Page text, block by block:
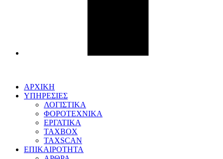
ΑΡΧΙΚΗ
ΥΠΗΡΕΣΙΕΣ
ΛΟΓΙΣΤΙΚΑ
ΦΟΡΟΤΕΧΝΙΚΑ
ΕΡΓΑΤΙΚΑ
TAXBOX
TAXSCAN
ΕΠΙΚΑΙΡΟΤΗΤΑ